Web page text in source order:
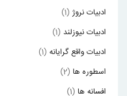
ادبیات نروژ (1)
ادبیات نیوزلند (1)
ادبیات واقع گرایانه (1)
اسطوره ها (2)
افسانه ها (1)